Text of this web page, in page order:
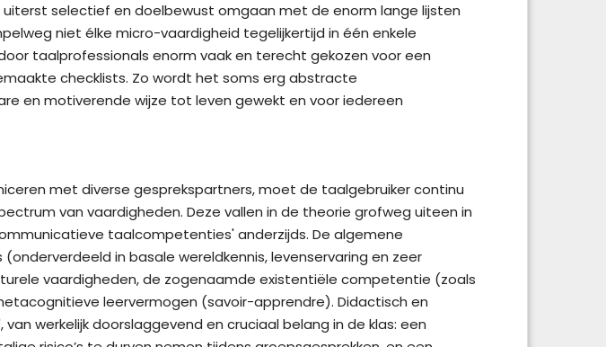
selectief en doelbewust omgaan met de enorm lange lijsten
niet élke micro-vaardigheid tegelijkertijd in één enkele
taalprofessionals enorm vaak en terecht gekozen voor een
checklists. Zo wordt het soms erg abstracte
en motiverende wijze tot leven gewekt en voor iedereen
met diverse gesprekspartners, moet de taalgebruiker continu
van vaardigheden. Deze vallen in de theorie grofweg uiteen in
taalcompetenties' anderzijds. De algemene
in basale wereldkennis, levenservaring en zeer
vaardigheden, de zogenaamde existentiële competentie (zoals
leervermogen (savoir-apprendre). Didactisch en
werkelijk doorslaggevend en cruciaal belang in de klas: een